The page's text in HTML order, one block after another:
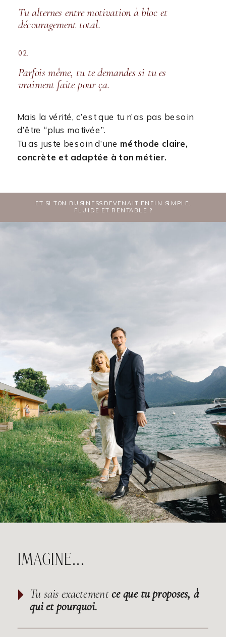
Mais la vérité, c’est que tu n’as pas besoin
d’être “plus motivée”.
Tu as juste besoin d’une méthode claire,
concrète et adaptée à ton métier.
Parfois même, tu te demandes si tu es
vraiment faite pour ça.
02.
Tu alternes entre motivation à bloc et
découragement total.
ET SI TON BUSINESS DEVENAIT ENFIN SIMPLE,
FLUIDE ET RENTABLE ?
© Stephen Liberge
IMAGINE...
Tu sais exactementce que tu proposes, à
qui et pourquoi.